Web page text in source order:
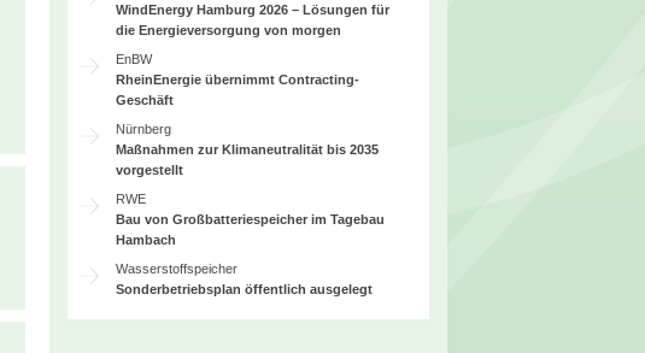
WindEnergy Hamburg 2026 – Lösungen für
die Energieversorgung von morgen
EnBW
RheinEnergie übernimmt Contracting-
Geschäft
Nürnberg
Maßnahmen zur Klimaneutralität bis 2035
vorgestellt
RWE
Bau von Großbatteriespeicher im Tagebau
Hambach
Wasserstoffspeicher
Sonderbetriebsplan öffentlich ausgelegt